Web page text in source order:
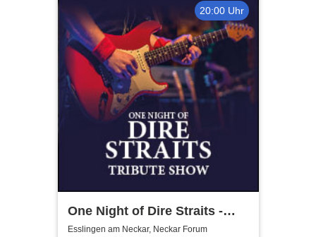
20:00 Uhr
One Night of Dire Straits -
Tribute Show
Esslingen am Neckar, Neckar Forum